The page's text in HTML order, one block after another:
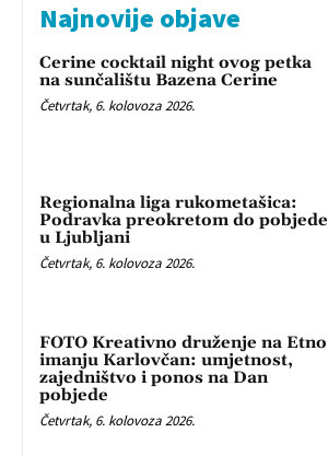
Najnovije objave
Cerine cocktail night ovog petka
na sunčalištu Bazena Cerine
Četvrtak, 6. kolovoza 2026.
Regionalna liga rukometašica:
Podravka preokretom do pobjede
u Ljubljani
Četvrtak, 6. kolovoza 2026.
FOTO Kreativno druženje na Etno
imanju Karlovčan: umjetnost,
zajedništvo i ponos na Dan
pobjede
Četvrtak, 6. kolovoza 2026.